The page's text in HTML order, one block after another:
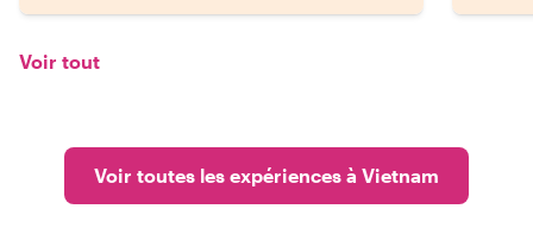
Voir tout
Voir toutes les expériences à Vietnam